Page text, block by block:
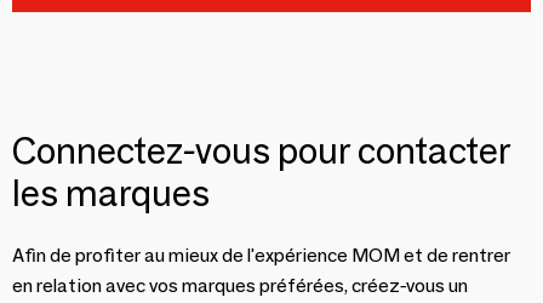
Connectez-vous pour contacter
les marques
Afin de profiter au mieux de l'expérience MOM et de rentrer
en relation avec vos marques préférées, créez-vous un